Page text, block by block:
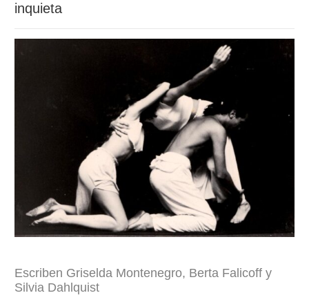
inquieta
Escriben Griselda Montenegro, Berta Falicoff y
Silvia Dahlquist